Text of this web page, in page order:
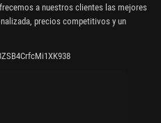
a nuestros clientes las mejores
precios competitivos y un